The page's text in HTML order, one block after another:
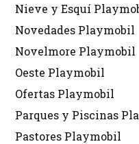
Nieve y Esquí
Novedades Playmobil
Novelmore Playmobil
Oeste Playmobil
Ofertas Playmobil
Parques y Piscinas
Pastores Playmobil